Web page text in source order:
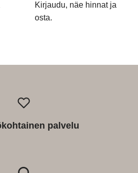
Kirjaudu, näe hinnat ja
osta.
palvelu